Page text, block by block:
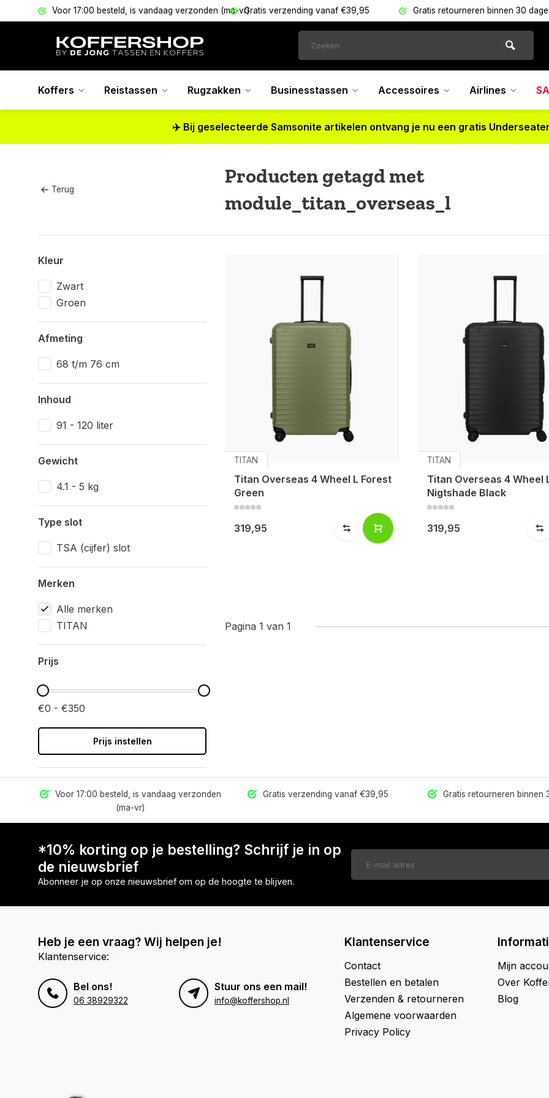
Voor 17:00 besteld, is vandaag verzonden (ma-vr)Gratis verzending vanaf €39,95 Gratis retourneren binnen 30
Koffers Reistassen Rugzakken Businesstassen Accessoires Airlines
✈️ Bij geselecteerde Samsonite artikelen ontvang je nu een gratis
Terug
Producten getagd met
module_titan_overseas_l
Kleur
Zwart
Groen
Afmeting
68 t/m 76 cm
Inhoud
91 - 120 liter
Gewicht
4.1 - 5 kg
Type slot
TSA (cijfer) slot
Merken
Alle merken
TITAN
Prijs
€0 - €350
Prijs instellen
TITAN
Titan Overseas 4 Wheel L Forest
Green
319,95
TITAN
Titan Overseas 4 Wheel
Nigtshade Black
319,95
Pagina 1 van 1
Voor 17:00 besteld, is vandaag verzonden
(ma-vr)
Gratis verzending vanaf €39,95 Gratis retourneren binnen
*10% korting op je bestelling? Schrijf je in op
de nieuwsbrief
Abonneer je op onze nieuwsbrief om op de hoogte te blijven.
Heb je een vraag? Wij helpen je!
Klantenservice:
Bel ons!
06 38929322
Stuur ons een mail!
info@koffershop.nl
Klantenservice
Contact
Bestellen en betalen
Verzenden & retourneren
Algemene voorwaarden
Privacy Policy
Mijn
Over
Blog